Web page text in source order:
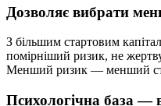
Дозволяє вибрати
З більшим стартовим
помірніший ризик, не
Менший ризик — менший
Психологічна база —